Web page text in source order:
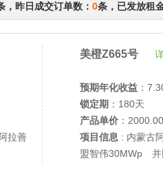
，昨日成交订单数： 0条，已发放租
拉善
美橙Z665号
预期年化收益 ：
锁定期 ：180天
产品单价 ：
项目信息 : 内蒙古
盟智伟30MWp 并